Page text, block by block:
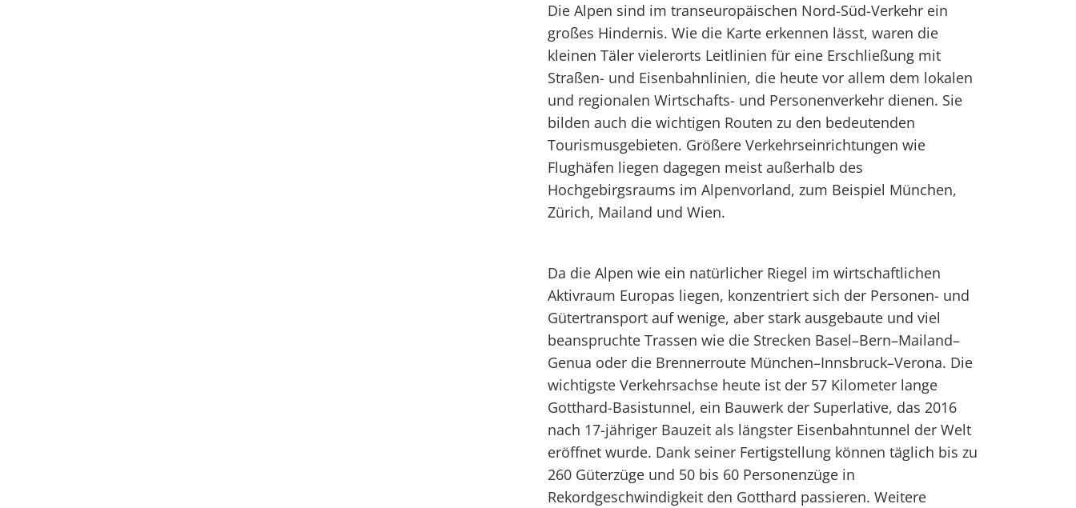
Die Alpen sind im transeuropäischen Nord-Süd-Verkehr ein
großes Hindernis. Wie die Karte erkennen lässt, waren die
kleinen Täler vielerorts Leitlinien für eine Erschließung mit
Straßen- und Eisenbahnlinien, die heute vor allem dem lokalen
und regionalen Wirtschafts- und Personenverkehr dienen. Sie
bilden auch die wichtigen Routen zu den bedeutenden
Tourismusgebieten. Größere Verkehrseinrichtungen wie
Flughäfen liegen dagegen meist außerhalb des
Hochgebirgsraums im Alpenvorland, zum Beispiel München,
Zürich, Mailand und Wien.
Da die Alpen wie ein natürlicher Riegel im wirtschaftlichen
Aktivraum Europas liegen, konzentriert sich der Personen- und
Gütertransport auf wenige, aber stark ausgebaute und viel
beanspruchte Trassen wie die Strecken Basel–Bern–Mailand–
Genua oder die Brennerroute München–Innsbruck–Verona. Die
wichtigste Verkehrsachse heute ist der 57 Kilometer lange
Gotthard-Basistunnel, ein Bauwerk der Superlative, das 2016
nach 17-jähriger Bauzeit als längster Eisenbahntunnel der Welt
eröffnet wurde. Dank seiner Fertigstellung können täglich bis zu
260 Güterzüge und 50 bis 60 Personenzüge in
Rekordgeschwindigkeit den Gotthard passieren. Weitere